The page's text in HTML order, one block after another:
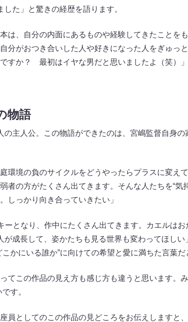
た」と驚きの経歴を語ります。
は、自分の内面にあるものや経験してきたことを
分がおつき合いした人や好きになった人をぎゅっ
すか？ 最初はイヤな男だと思いましたよ（笑）
物語
の主人公。この物語ができたのは、宮嶋監督自身の
環境の負のサイクルをどうやったらプラスに変え
者の方がたくさん出てきます。そんな人たちを“気
しっかり向き合っていきたい」
ーとなり、作中にたくさん出てきます。カエルは
が成長して、姿かたちも見る世界も変わってほし
かにいる誰か”に向けての希望と愛に満ちた言葉だ
てこの作品の見え方も感じ方も違うと思います。
す。
員としてのこの作品の見どころをお伝えしますと